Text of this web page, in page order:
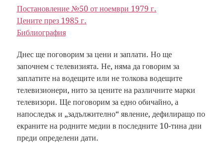
Постановление №50 от ноември 1979 г.
Цените през 1985 г.
Библиография
Днес ще поговорим за цени и заплати. Но ще
започнем с телевизията. Не, няма да говорим за
заплатите на водещите или не толкова водещите
телевизионери, нито за цените на различните марки
телевизори. Ще поговорим за едно обичайно, а
напоследък и „задължително“ явление, дефилиращо по
екраните на родните медии в последните 10-тина дни
преди определени дати.